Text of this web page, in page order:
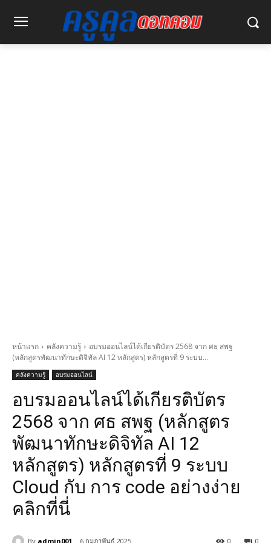
หน้าแรก คลังความรู้
อบรมออนไลน์ได้เกียรติบัตร 2568 จาก ศธ สพฐ
(หลักสูตรพัฒนาทักษะดิจิทัล AI 12 หลักสูตร) หลักสูตรที่ 9 ระบบ...
คลังความรู้ อบรมออนไลน์
อบรมออนไลน์ได้เกียรติบัตร
2568 จาก ศธ สพฐ (หลักสูตร
พัฒนาทักษะดิจิทัล AI 12
หลักสูตร) หลักสูตรที่ 9 ระบบ
Cloud กับ การ code อย่างง่าย
คลิกที่นี่
By admin001 6 กุมภาพันธ์ 2025 0
0